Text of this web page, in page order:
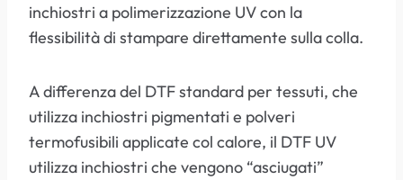
inchiostri a polimerizzazione UV con la
flessibilità di stampare direttamente sulla colla.
A differenza del DTF standard per tessuti, che
utilizza inchiostri pigmentati e polveri
termofusibili applicate col calore, il DTF UV
utilizza inchiostri che vengono “asciugati”